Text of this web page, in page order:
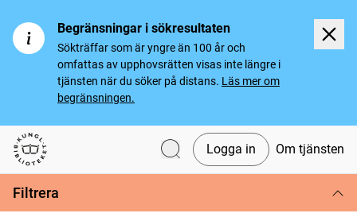
Begränsningar i sökresultaten
Sökträffar som är yngre än 100 år och
omfattas av upphovsrätten visas inte längre i
tjänsten när du söker på distans. Läs mer om
begränsningen.
Svenska tidningar
Logga in Om tjänsten
Filtrera